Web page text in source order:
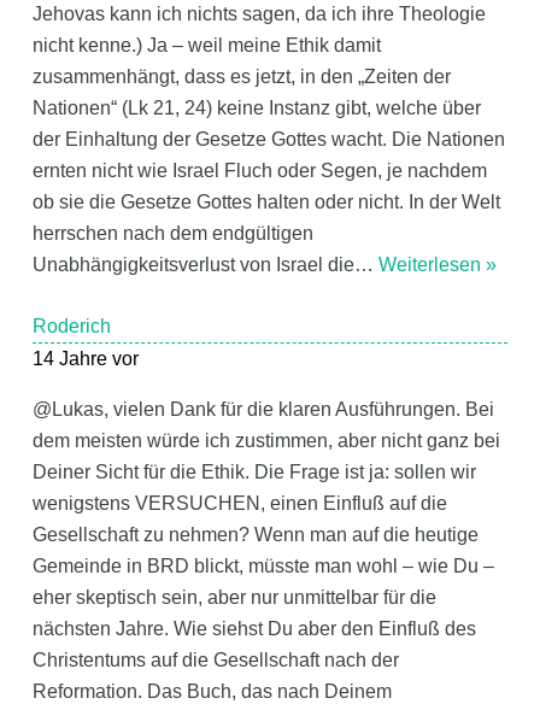
Jehovas kann ich nichts sagen, da ich ihre Theologie
nicht kenne.) Ja – weil meine Ethik damit
zusammenhängt, dass es jetzt, in den „Zeiten der
Nationen“ (Lk 21, 24) keine Instanz gibt, welche über
der Einhaltung der Gesetze Gottes wacht. Die Nationen
ernten nicht wie Israel Fluch oder Segen, je nachdem
ob sie die Gesetze Gottes halten oder nicht. In der Welt
herrschen nach dem endgültigen
Unabhängigkeitsverlust von Israel die… Weiterlesen »
Roderich
14 Jahre vor
@Lukas, vielen Dank für die klaren Ausführungen. Bei
dem meisten würde ich zustimmen, aber nicht ganz bei
Deiner Sicht für die Ethik. Die Frage ist ja: sollen wir
wenigstens VERSUCHEN, einen Einfluß auf die
Gesellschaft zu nehmen? Wenn man auf die heutige
Gemeinde in BRD blickt, müsste man wohl – wie Du –
eher skeptisch sein, aber nur unmittelbar für die
nächsten Jahre. Wie siehst Du aber den Einfluß des
Christentums auf die Gesellschaft nach der
Reformation. Das Buch, das nach Deinem